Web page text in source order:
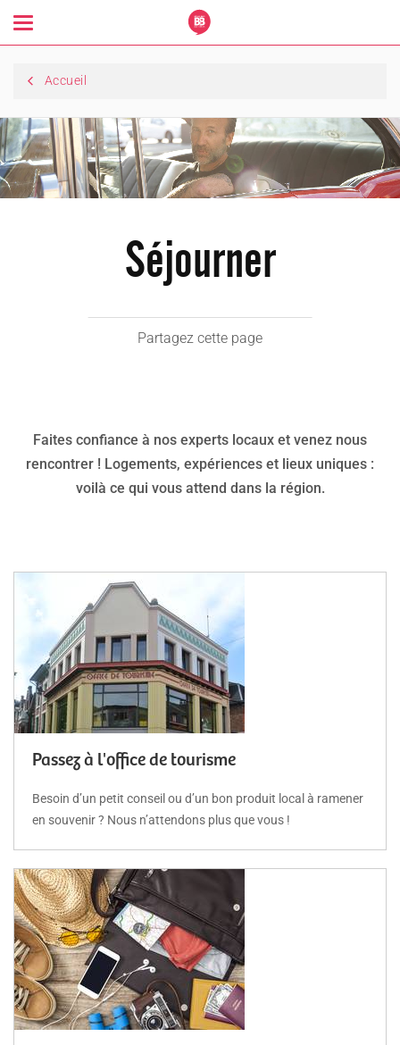
Toggle
navigation
Accueil
Séjourner
Partagez cette page
Faites confiance à nos experts locaux et venez nous
rencontrer ! Logements, expériences et lieux uniques :
voilà ce qui vous attend dans la région.
Passez à l'office de tourisme
Besoin d’un petit conseil ou d’un bon produit local à ramener
en souvenir ? Nous n’attendons plus que vous !